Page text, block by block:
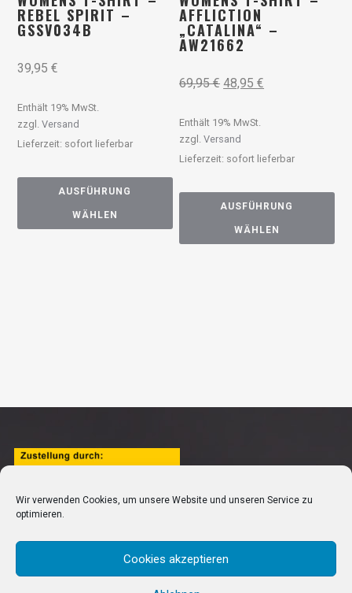
Wir verwenden Cookies, um unsere Website und unseren Service zu
optimieren.
Cookies akzeptieren
REBEL SPIRIT –
GSSV034B
39,95€
Enthält 19% MwSt.
zzgl.Versand
Lieferzeit: sofort lieferbar
AUSFÜHRUNG
WÄHLEN
AFFLICTION
„CATALINA“ –
AW21662
69,95€ 48,95€
Enthält 19% MwSt.
zzgl.Versand
Lieferzeit: sofort lieferbar
AUSFÜHRUNG
WÄHLEN